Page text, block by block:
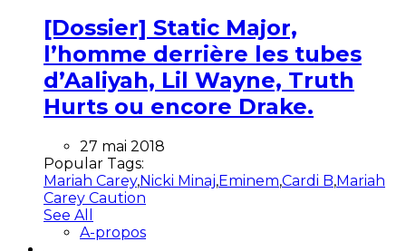
[Dossier] Static Major,
l’homme derrière les tubes
d’Aaliyah, Lil Wayne, Truth
Hurts ou encore Drake.
27 mai 2018
Popular Tags:
Mariah Carey,Nicki Minaj,Eminem,Cardi B,Mariah
Carey Caution
See All
A-propos